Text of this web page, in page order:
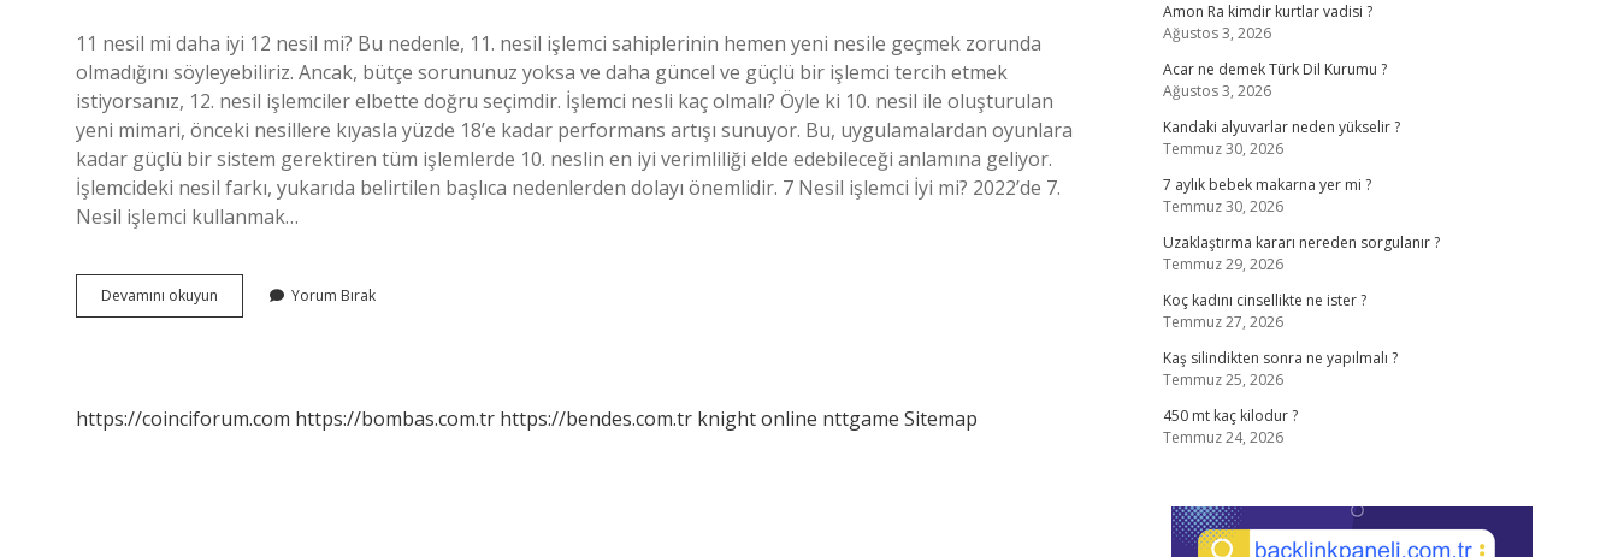
11 nesil mi daha iyi 12 nesil mi? Bu nedenle, 11. nesil işlemci sahiplerinin hemen yeni nesile geçmek zorunda
olmadığını söyleyebiliriz. Ancak, bütçe sorununuz yoksa ve daha güncel ve güçlü bir işlemci tercih etmek
istiyorsanız, 12. nesil işlemciler elbette doğru seçimdir. İşlemci nesli kaç olmalı? Öyle ki 10. nesil ile oluşturulan
yeni mimari, önceki nesillere kıyasla yüzde 18’e kadar performans artışı sunuyor. Bu, uygulamalardan oyunlara
kadar güçlü bir sistem gerektiren tüm işlemlerde 10. neslin en iyi verimliliği elde edebileceği anlamına geliyor.
İşlemcideki nesil farkı, yukarıda belirtilen başlıca nedenlerden dolayı önemlidir. 7 Nesil işlemci İyi mi? 2022’de 7.
Nesil işlemci kullanmak…
Devamını okuyun
Nesli
Yorum Bırak
https://coinciforum.com https://bombas.com.tr https://bendes.com.tr knight online nttgame Sitemap
Amon Ra kimdir kurtlar vadisi ?
Ağustos 3, 2026
Acar ne demek Türk Dil Kurumu ?
Ağustos 3, 2026
Kandaki alyuvarlar neden yükselir ?
Temmuz 30, 2026
7 aylık bebek makarna yer mi ?
Temmuz 30, 2026
Uzaklaştırma kararı nereden sorgulanır ?
Temmuz 29, 2026
Koç kadını cinsellikte ne ister ?
Temmuz 27, 2026
Kaş silindikten sonra ne yapılmalı ?
Temmuz 25, 2026
450 mt kaç kilodur ?
Temmuz 24, 2026